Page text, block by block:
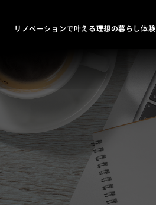
リノベーションで叶える理想の暮らし体験